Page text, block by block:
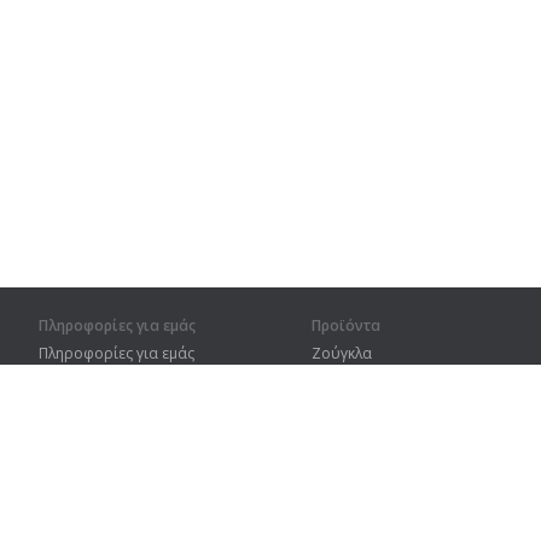
Πληροφορίες για εμάς
Πληροφορίες για εμάς
Προϊόντα
Ζούγκλα